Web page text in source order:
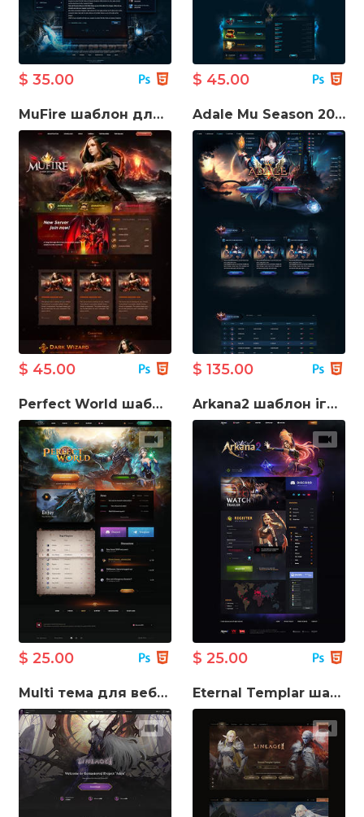
$ 35.00 $ 45.00
MuFire шаблон для створення ігрового сайту
$ 45.00
Adale Mu Season 20 шаблон для створення ігрового сайту
$ 135.00
Perfect World шаблон веб-сайту
$ 25.00
Arkana2 шаблон ігрового сайту
$ 25.00
Multi тема для веб-сайту гри Lineage Eternal Templar шаблон ігрового сайту